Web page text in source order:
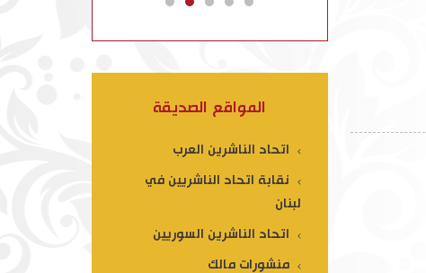
المواقع الصديقة
اتحاد الناشرين العرب
نقابة اتحاد الناشريين في
لبنان
اتحاد الناشرين السوريين
منشورات مالك